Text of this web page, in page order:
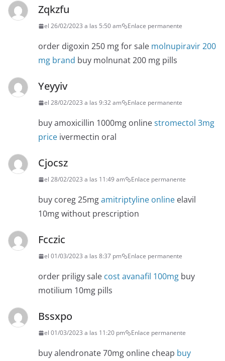
Zqkzfu
el 26/02/2023 a las 5:50 am Enlace permanente
order digoxin 250 mg for sale molnupiravir 200
mg brand buy molnunat 200 mg pills
Yeyyiv
el 28/02/2023 a las 9:32 am Enlace permanente
buy amoxicillin 1000mg onlinestromectol 3mg
price ivermectin oral
Cjocsz
el 28/02/2023 a las 11:49 am Enlace permanente
buy coreg 25mgamitriptyline online elavil
10mg without prescription
Fcczic
el 01/03/2023 a las 8:37 pm Enlace permanente
order priligy sale cost avanafil 100mg buy
motilium 10mg pills
Bssxpo
el 01/03/2023 a las 11:20 pm Enlace permanente
buy alendronate 70mg online cheap buy